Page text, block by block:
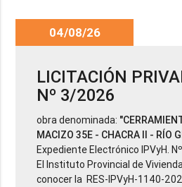
04/08/26
LICITACIÓN
Nº 3/2026
obra denominada:
MACIZO 35E - CHACRA II - RÍO
Expediente Electrónico IPVyH.
El Instituto Provincial de
conocer la RES-IPVyH-1140-